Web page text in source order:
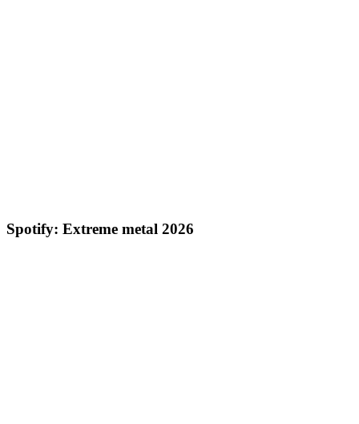
Spotify: Extreme metal 2026